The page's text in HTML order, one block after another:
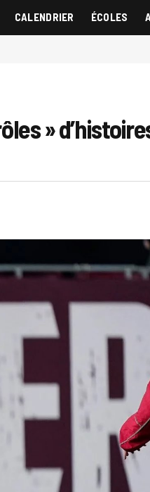
CALENDRIER ÉCOLES
»